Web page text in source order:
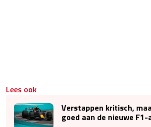
Lees ook
Verstappen kritisch,
goed aan de nieuwe